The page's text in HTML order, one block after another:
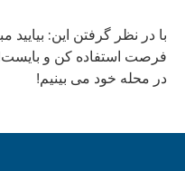
با در نظر گرفتن این: بیایید
فرصت استفاده کن و
در محله خود می بینیم!